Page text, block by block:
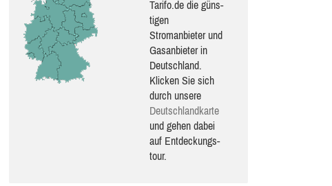
Tarifo.de die güns­
ti­gen
Stromanbieter und
Gasanbieter in
Deutschland.
Klicken Sie sich
durch unsere
Deutsch­land­karte
und gehen dabei
auf Ent­de­ckungs­
tour.